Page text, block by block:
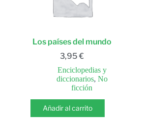
Los países del mundo
3,95€
Enciclopedias y
diccionarios, No
ficción
Añadir al carrito